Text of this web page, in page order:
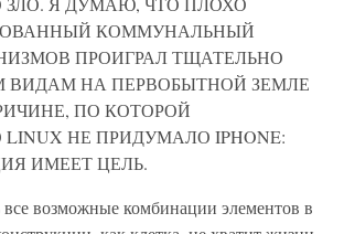
КОММУНАЛЬНЫЙ
ПРОИГРАЛ ТЩАТЕЛЬНО
НА ПЕРВОБЫТНОЙ ЗЕМЛЕ
ПО КОТОРОЙ
НЕ ПРИДУМАЛО IPHONE:
ИМЕЕТ ЦЕЛЬ.
возможные комбинации элементов в